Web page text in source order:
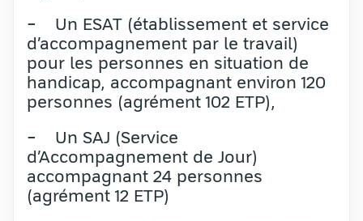
− Un ESAT (établissement et service
d’accompagnement par le travail)
pour les personnes en situation de
handicap, accompagnant environ 120
personnes (agrément 102 ETP),
− Un SAJ (Service
d’Accompagnement de Jour)
accompagnant 24 personnes
(agrément 12 ETP)